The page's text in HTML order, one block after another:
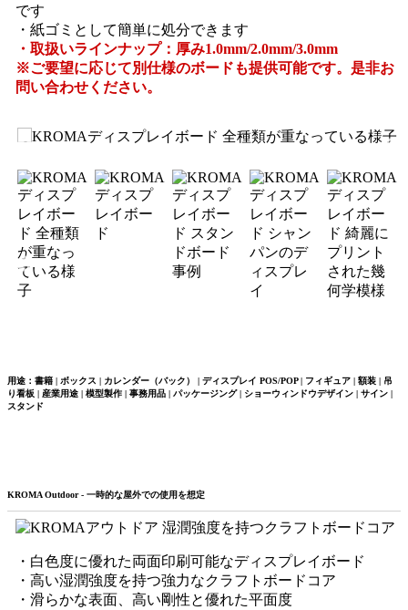
です
・紙ゴミとして簡単に処分できます
・取扱いラインナップ：厚み1.0mm/2.0mm/3.0mm
※ご要望に応じて別仕様のボードも提供可能です。是非お
問い合わせください。
用途：書籍 | ボックス | カレンダー（バック） | ディスプレイ POS/POP | フィギュア | 額装 | 吊
り看板 | 産業用途 | 模型製作 | 事務用品 | パッケージング | ショーウィンドウデザイン | サイン |
スタンド
KROMA Outdoor - 一時的な屋外での使用を想定
・白色度に優れた両面印刷可能なディスプレイボード
・高い湿潤強度を持つ強力なクラフトボードコア
・滑らかな表面、高い剛性と優れた平面度